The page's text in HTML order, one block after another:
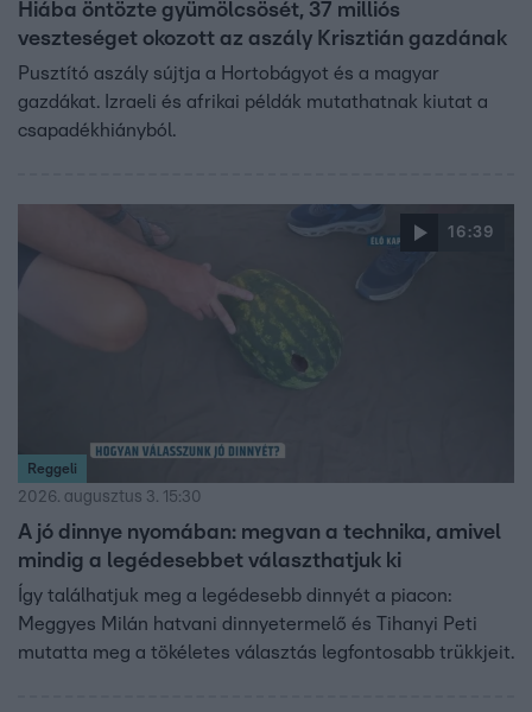
Hiába öntözte gyümölcsösét, 37 milliós
veszteséget okozott az aszály Krisztián gazdának
Pusztító aszály sújtja a Hortobágyot és a magyar
gazdákat. Izraeli és afrikai példák mutathatnak kiutat a
csapadékhiányból.
16:39
Reggeli
2026. augusztus 3. 15:30
A jó dinnye nyomában: megvan a technika, amivel
mindig a legédesebbet választhatjuk ki
Így találhatjuk meg a legédesebb dinnyét a piacon:
Meggyes Milán hatvani dinnyetermelő és Tihanyi Peti
mutatta meg a tökéletes választás legfontosabb trükkjeit.